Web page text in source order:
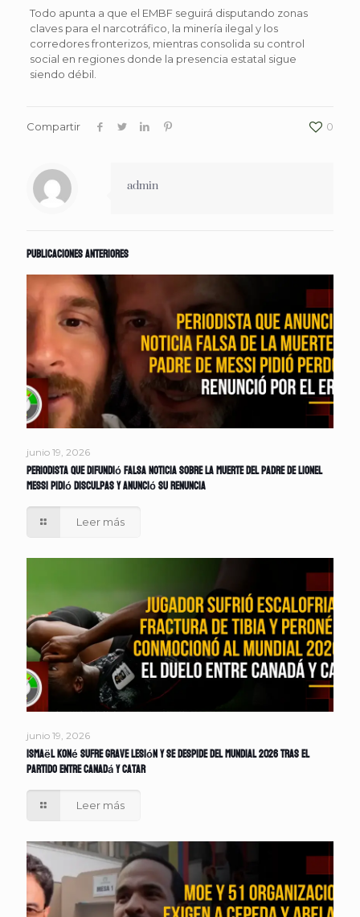
Todo apunta a que el EMBF seguirá disputando zonas
claves para el narcotráfico, la minería ilegal y los
corredores fronterizos, mientras consolida su control
social en regiones donde la presencia estatal sigue
siendo débil.
Compartir 0
admin
Publicaciones anteriores
junio 19, 2026
Periodista que difundió falsa noticia sobre la muerte del padre de Lionel
Messi pidió disculpas y anunció su renuncia
Leer más
junio 19, 2026
Ismaël Koné sufre grave lesión y se despide del Mundial 2026 tras el
partido entre Canadá y Catar
Leer más